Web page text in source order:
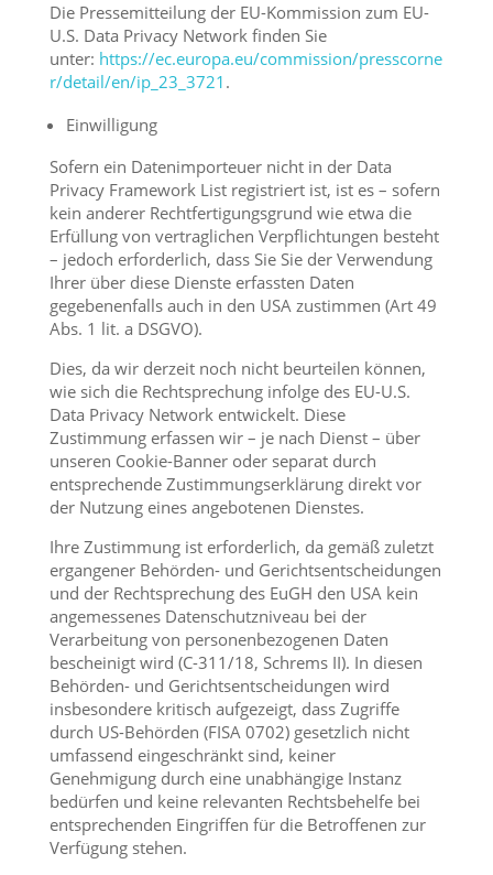
Die Pressemitteilung der EU-Kommission zum EU-
U.S. Data Privacy Network finden Sie
unter: https://ec.europa.eu/commission/presscorne
r/detail/en/ip_23_3721 .
Einwilligung
Sofern ein Datenimporteuer nicht in der Data
Privacy Framework List registriert ist, ist es – sofern
kein anderer Rechtfertigungsgrund wie etwa die
Erfüllung von vertraglichen Verpflichtungen besteht
– jedoch erforderlich, dass Sie Sie der Verwendung
Ihrer über diese Dienste erfassten Daten
gegebenenfalls auch in den USA zustimmen (Art 49
Abs. 1 lit. a DSGVO).
Dies, da wir derzeit noch nicht beurteilen können,
wie sich die Rechtsprechung infolge des EU-U.S.
Data Privacy Network entwickelt. Diese
Zustimmung erfassen wir – je nach Dienst – über
unseren Cookie-Banner oder separat durch
entsprechende Zustimmungserklärung direkt vor
der Nutzung eines angebotenen Dienstes.
Ihre Zustimmung ist erforderlich, da gemäß zuletzt
ergangener Behörden- und Gerichtsentscheidungen
und der Rechtsprechung des EuGH den USA kein
angemessenes Datenschutzniveau bei der
Verarbeitung von personenbezogenen Daten
bescheinigt wird (C-311/18, Schrems II). In diesen
Behörden- und Gerichtsentscheidungen wird
insbesondere kritisch aufgezeigt, dass Zugriffe
durch US-Behörden (FISA 0702) gesetzlich nicht
umfassend eingeschränkt sind, keiner
Genehmigung durch eine unabhängige Instanz
bedürfen und keine relevanten Rechtsbehelfe bei
entsprechenden Eingriffen für die Betroffenen zur
Verfügung stehen.